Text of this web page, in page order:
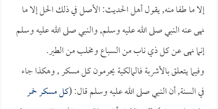
إلا ما طفا منه, يقول أهل الحديث: الأصل في ذلك الحل إلا ما
نهى عنه النبي صلى الله عليه وسلم, والنبي صلى الله عليه وسلم
إنما نهى عن كل ذي ناب من السباع ومخلب من الطير.
وفيما يتعلق بالأشربة فالمالكية يحرمون كل مسكر , وهكذا جاء
في السنة, أن النبي صلى الله عليه وسلم قال: (كل مسكر خمر